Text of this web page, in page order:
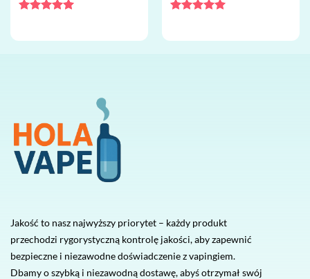
jednorazowy vape hurt
jednorazowy vape hurt
Jakość to nasz najwyższy priorytet – każdy produkt
przechodzi rygorystyczną kontrolę jakości, aby zapewnić
bezpieczne i niezawodne doświadczenie z vapingiem.
Dbamy o szybką i niezawodną dostawę, abyś otrzymał swój